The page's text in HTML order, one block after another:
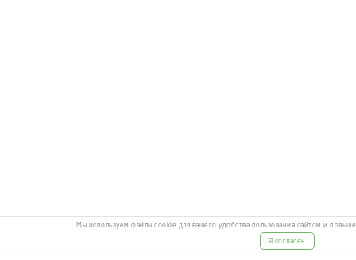
Мы используем файлы cookie для вашего удобства пользования сайтом и
Я согласен